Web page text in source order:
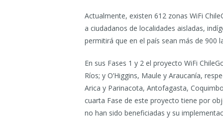
Actualmente, existen 612 zonas WiFi
a ciudadanos de localidades aisladas,
permitirá que en el país sean más de 900
En sus Fases 1 y 2 el proyecto WiFi
Ríos; y O’Higgins, Maule y Araucanía,
Arica y Parinacota, Antofagasta,
cuarta Fase de este proyecto tiene por
no han sido beneficiadas y su